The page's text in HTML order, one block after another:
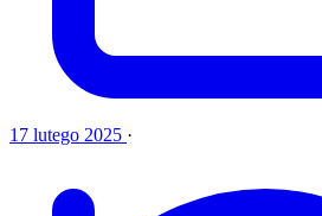
17 lutego 2025 ·